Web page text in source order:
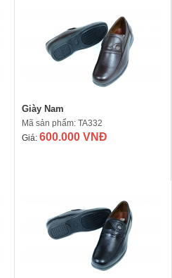
Giày Nam
Mã sản phẩm: TA332
Giá: 600.000 VNĐ